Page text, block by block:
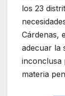
los 23
Cárdenas,
adecuar la
inconclusa
materia